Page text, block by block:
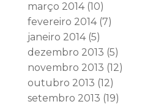
março 2014(10)
fevereiro 2014(7)
janeiro 2014(5)
dezembro 2013 (5)
novembro 2013 (12)
outubro 2013 (12)
setembro 2013 (19)